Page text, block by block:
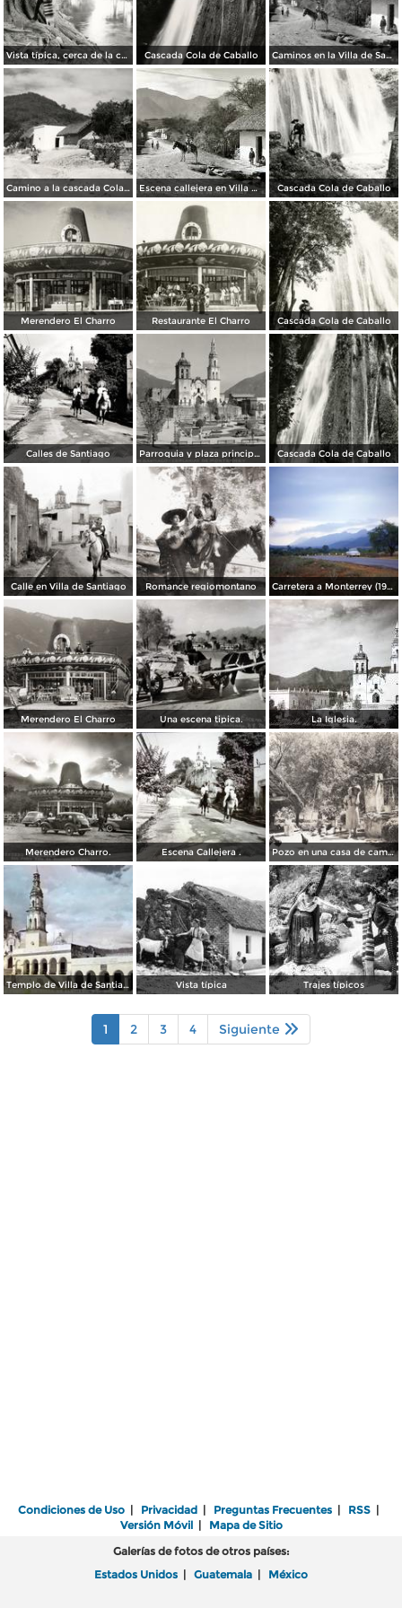
Vista típica, cerca de la cascada Cola de Caballo Cascada Cola de Caballo Caminos en la Villa de Santiago
Camino a la cascada Cola de Caballo Escena callejera en Villa de Santiago.. Cascada Cola de Caballo
Merendero El Charro Restaurante El Charro Cascada Cola de Caballo
Calles de Santiago Parroquia y plaza principal de Santiago Cascada Cola de Caballo
Calle en Villa de Santiago Romance regiomontano Carretera a Monterrey (1954)
Merendero El Charro Una escena tipica. La Iglesia.
Merendero Charro. Escena Callejera . Pozo en una casa de campo
Templo de Villa de Santiago Vista típica Trajes típicos
1 2 3 4 Siguiente
Condiciones de Uso | Privacidad | Preguntas Frecuentes | RSS |
Versión Móvil| Mapa de Sitio
Galerías de fotos de otros países:
Estados Unidos | Guatemala | México